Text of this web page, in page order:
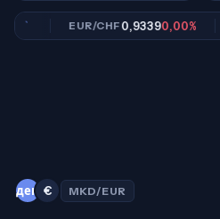
EUR/CHF0,93390,00%
ден € MKD/EUR